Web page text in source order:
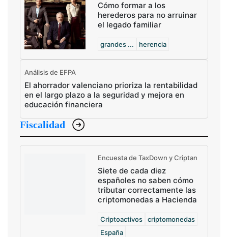
Cómo formar a los
herederos para no arruinar
el legado familiar
grandes ... herencia
Análisis de EFPA
El ahorrador valenciano prioriza la rentabilidad
en el largo plazo a la seguridad y mejora en
educación financiera
Fiscalidad
Encuesta de TaxDown y Criptan
Siete de cada diez
españoles no saben cómo
tributar correctamente las
criptomonedas a Hacienda
Criptoactivos
criptomonedas
España